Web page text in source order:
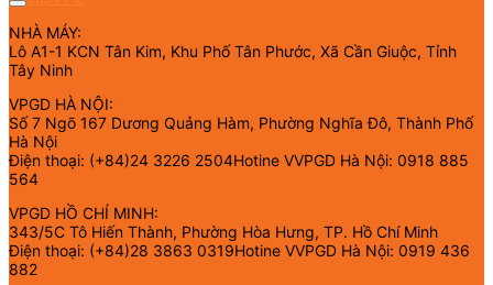
NHÀ MÁY:
Lô A1-1 KCN Tân Kim, Khu Phố Tân Phước, Xã Cần Giuộc, Tỉnh
Tây Ninh
VPGD HÀ NỘI:
Số 7 Ngõ 167 Dương Quảng Hàm, Phường Nghĩa Đô, Thành Phố
Hà Nội
Điện thoại: (+84)24 3226 2504Hotine VVPGD Hà Nội: 0918 885
564
VPGD HỒ CHÍ MINH:
343/5C Tô Hiến Thành, Phường Hòa Hưng, TP. Hồ Chí Minh
Điện thoại: (+84)28 3863 0319Hotine VVPGD Hà Nội: 0919 436
882